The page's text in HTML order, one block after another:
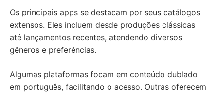
Os principais apps se destacam por seus catálogos
extensos. Eles incluem desde produções clássicas
até lançamentos recentes, atendendo diversos
gêneros e preferências.
Algumas plataformas focam em conteúdo dublado
em português, facilitando o acesso. Outras oferecem